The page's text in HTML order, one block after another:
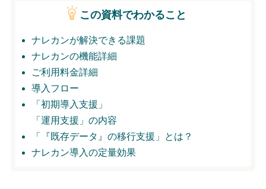
この資料でわかること
ナレカンが解決できる課題
ナレカンの機能詳細
ご利用料金詳細
導入フロー
「初期導入支援」
「運用支援」の内容
「『既存データ』の移行支援」とは？
ナレカン導入の定量効果